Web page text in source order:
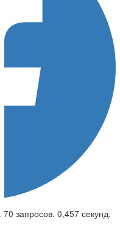
запросов. 0,457 секунд.